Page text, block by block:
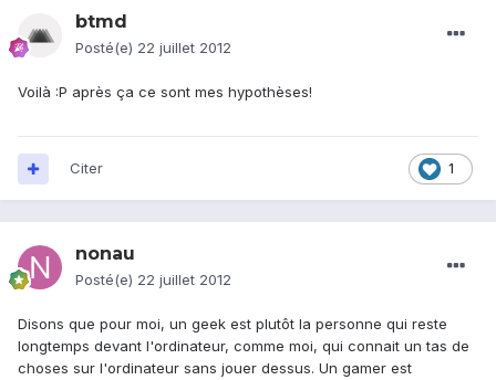
btmd
Posté(e) 22 juillet 2012
Voilà :P après ça ce sont mes hypothèses!
1
Citer
nonau
Posté(e) 22 juillet 2012
Disons que pour moi, un geek est plutôt la personne qui reste
longtemps devant l'ordinateur, comme moi, qui connait un tas de
choses sur l'ordinateur sans jouer dessus. Un gamer est